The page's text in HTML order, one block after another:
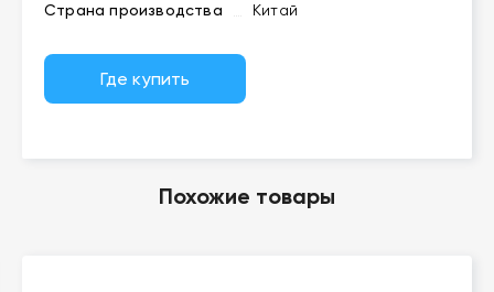
Страна производства
Китай
Где купить
Похожие товары